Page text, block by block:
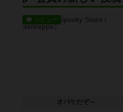
レビュー
オバケだぞ～